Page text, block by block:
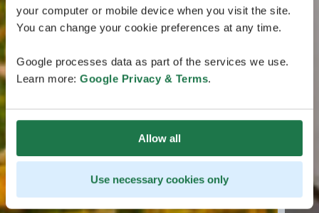
your computer or mobile device when you visit the site.
You can change your cookie preferences at any time.
Google processes data as part of the services we use.
Learn more: Google Privacy & Terms.
Allow all
Use necessary cookies only